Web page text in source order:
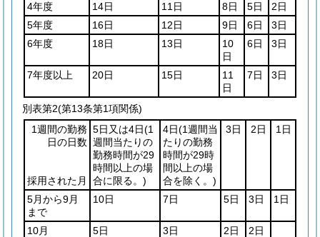
4年度
14日 11日 8日 5日
2日
5年度
16日 12日 9日 6日
3日
6年度
18日 13日
10
日
6日 3日
7年度以上 20日 15日
11
日
7日 3日
別表第2(第13条第1項関係)
1週間の勤務
日の日数
採用された月
5日又は4日(1
週間当たりの
勤務時間が29
時間以上の場
合に限る。)
4日(1週間当
たりの勤務
時間が29時
間以上の場
合を除く。)
3日 2日 1日
5月から9月
まで
10日 7日 5日 3日 1日
10月 5日 3日 2日
2日